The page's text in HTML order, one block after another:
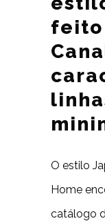
feito
O estilo
Home
catálogo